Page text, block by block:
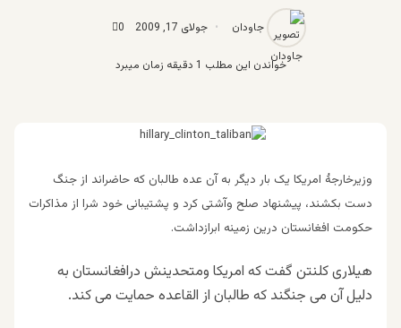
جاودان جولای 17, 2009 0
خواندن این مطلب 1 دقیقه زمان میبرد
وزیرخارجۀ امریکا یک بار دیگر به آن عده طالبان که حاضراند از جنگ
دست بکشند، پیشنهاد صلح وآشتی کرد و پشتیبانی خود شرا از مذاکرات
حکومت افغانستان درین زمینه ابرازداشت.
هیلاری کلنتن گفت که امریکا ومتحدینش درافغانستان به
دلیل آن می جنگند که طالبان از القاعده حمایت می کند.